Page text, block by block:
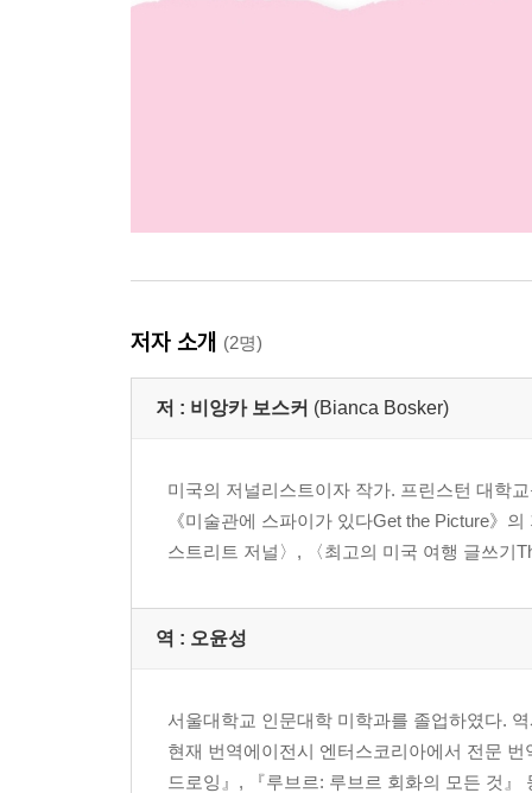
저자 소개 (2명)
저 : 비앙카 보스커 (Bianca Bosker)
미국의 저널리스트이자 작가. 프린스턴 대학
《미술관에 스파이가 있다Get the Picture》
스트리트 저널〉, 〈최고의 미국 여행 글쓰기
역 : 오윤성
서울대학교 인문대학 미학과를 졸업하였다.
현재 번역에이전시 엔터스코리아에서 전문
드로잉』, 『루브르: 루브르 회화의 모든 것』